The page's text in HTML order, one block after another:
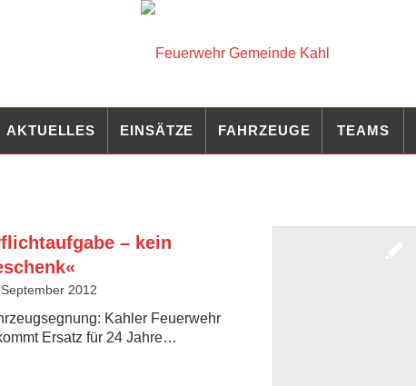
AKTUELLES EINSÄTZE FAHRZEUGE TEAMS
– kein
2012
Kahler Feuerwehr
Ersatz für 24 Jahre…